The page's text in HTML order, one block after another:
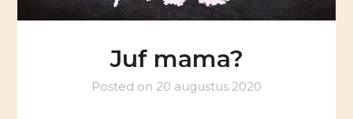
Juf mama?
Posted on 20 augustus 2020